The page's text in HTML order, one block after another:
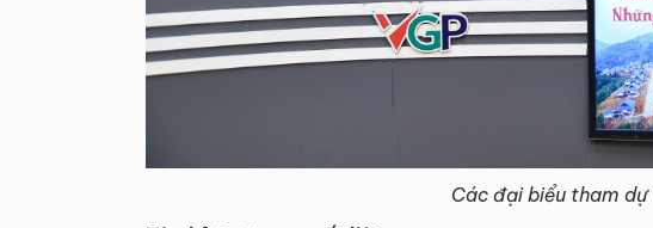
Các đại biểu tham